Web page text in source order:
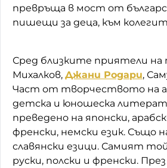
превръща в мост от
пишещи за деца, към
Сред близките приятели на
Михалков, Джани Родари,
Част от творчеството на
детска и юношеска
преведено на японски,
френски, немски език. Също
славянски езици. Самият
руски, полски и френски. През